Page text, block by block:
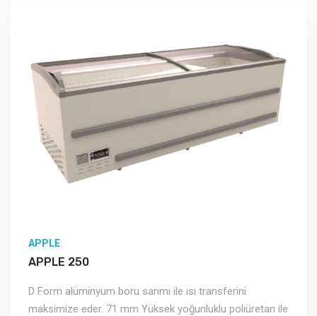
APPLE
APPLE 250
D Form alüminyum boru sarımı ile ısı transferini
maksimize eder. 71 mm Yüksek yoğunluklu poliüretan ile